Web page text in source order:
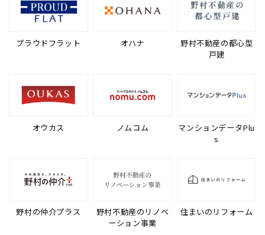
プラウドフラット オハナ
野村不動産の都心型
戸建
オウカス ノムコム
マンションデータPlu
s
野村の仲介プラス
野村不動産のリノベ
ーション事業
住まいのリフォーム